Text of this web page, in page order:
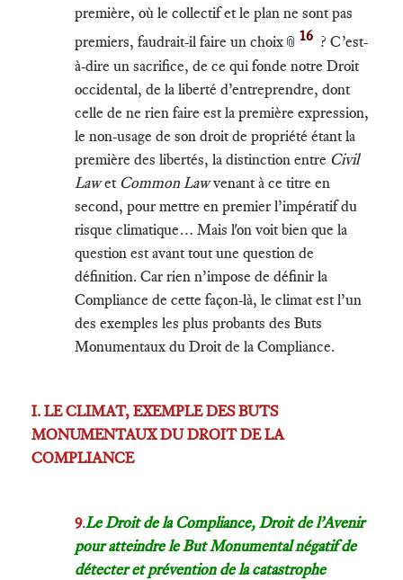
première, où le collectif et le plan ne sont pas
premiers, faudrait-il faire un choix 📎 16 ? C’est-
à-dire un sacrifice, de ce qui fonde notre Droit
occidental, de la liberté d’entreprendre, dont
celle de ne rien faire est la première expression,
le non-usage de son droit de propriété étant la
première des libertés, la distinction entre Civil
Lawet Common Lawvenant à ce titre en
second, pour mettre en premier l’impératif du
risque climatique… Mais l'on voit bien que la
question est avant tout une question de
définition. Car rien n’impose de définir la
Compliance de cette façon-là, le climat est l’un
des exemples les plus probants des Buts
Monumentaux du Droit de la Compliance.
I. LE CLIMAT, EXEMPLE DES BUTS
MONUMENTAUX DU DROIT DE LA
COMPLIANCE
9.Le Droit de la Compliance, Droit de l’Avenir
pour atteindre le But Monumental négatif de
détecter et prévention de la catastrophe